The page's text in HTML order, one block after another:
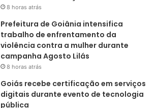
8 horas atrás
Prefeitura de Goiânia intensifica
trabalho de enfrentamento da
violência contra a mulher durante
campanha Agosto Lilás
8 horas atrás
Goiás recebe certificação em serviços
digitais durante evento de tecnologia
pública